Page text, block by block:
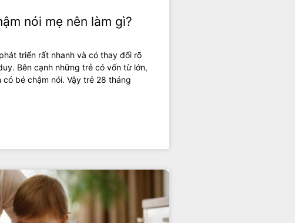
nói mẹ nên làm gì?
triển rất nhanh và có thay đổi rõ
Bên cạnh những trẻ có vốn từ lớn,
bé chậm nói. Vậy trẻ 28 tháng